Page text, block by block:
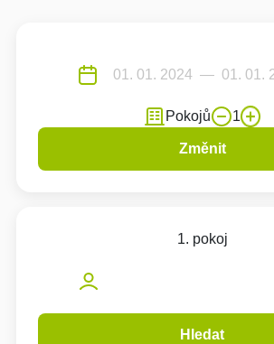
Pokojů 1
Změnit
1. pokoj
Hledat